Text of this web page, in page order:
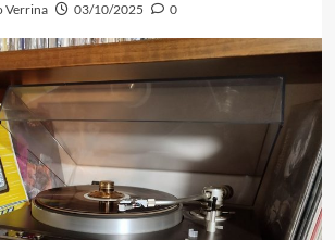
Verrina 03/10/2025 0